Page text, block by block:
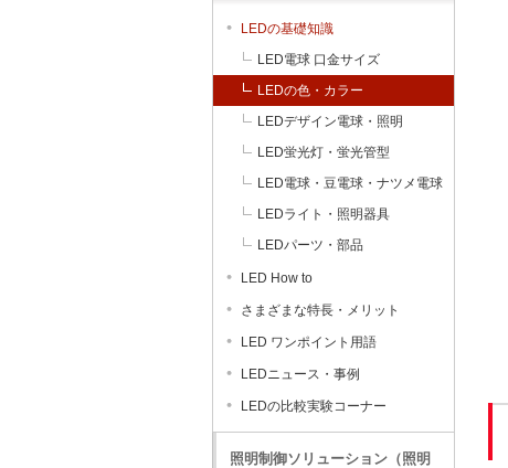
LEDの基礎知識
LED電球 口金サイズ
LEDの色・カラー
LEDデザイン電球・照明
LED蛍光灯・蛍光管型
LED電球・豆電球・ナツメ電球
LEDライト・照明器具
LEDパーツ・部品
LED How to
さまざまな特長・メリット
LED ワンポイント用語
LEDニュース・事例
LEDの比較実験コーナー
照明制御ソリューション（照明